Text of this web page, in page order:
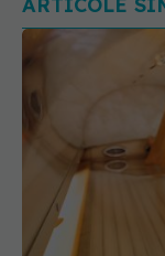
Solarele nu
câte riscuri
16 iul 2026, 10:46